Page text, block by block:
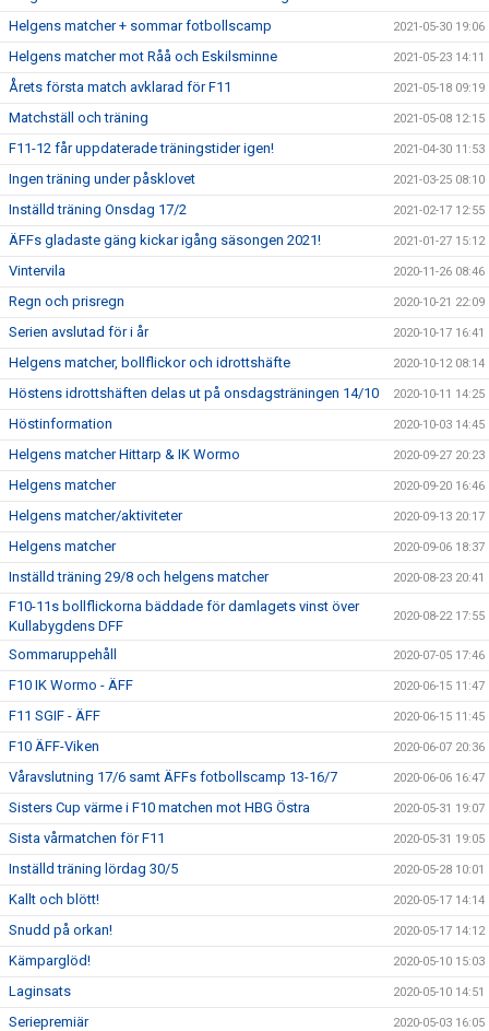
Helgens matcher + sommar fotbollscamp 2021-05-30 19:06
Helgens matcher mot Råå och Eskilsminne 2021-05-23 14:11
Årets första match avklarad för F11 2021-05-18 09:19
Matchställ och träning 2021-05-08 12:15
F11-12 får uppdaterade träningstider igen! 2021-04-30 11:53
Ingen träning under påsklovet 2021-03-25 08:10
Inställd träning Onsdag 17/2 2021-02-17 12:55
ÄFFs gladaste gäng kickar igång säsongen 2021! 2021-01-27 15:12
Vintervila 2020-11-26 08:46
Regn och prisregn 2020-10-21 22:09
Serien avslutad för i år 2020-10-17 16:41
Helgens matcher, bollflickor och idrottshäfte 2020-10-12 08:14
Höstens idrottshäften delas ut på onsdagsträningen 14/10 2020-10-11 14:25
Höstinformation 2020-10-03 14:45
Helgens matcher Hittarp & IK Wormo 2020-09-27 20:23
Helgens matcher 2020-09-20 16:46
Helgens matcher/aktiviteter 2020-09-13 20:17
Helgens matcher 2020-09-06 18:37
Inställd träning 29/8 och helgens matcher 2020-08-23 20:41
F10-11s bollflickorna bäddade för damlagets vinst över
Kullabygdens DFF
2020-08-22 17:55
Sommaruppehåll 2020-07-05 17:46
F10 IK Wormo - ÄFF 2020-06-15 11:47
F11 SGIF - ÄFF 2020-06-15 11:45
F10 ÄFF-Viken 2020-06-07 20:36
Våravslutning 17/6 samt ÄFFs fotbollscamp 13-16/7 2020-06-06 16:47
Sisters Cup värme i F10 matchen mot HBG Östra 2020-05-31 19:07
Sista vårmatchen för F11 2020-05-31 19:05
Inställd träning lördag 30/5 2020-05-28 10:01
Kallt och blött! 2020-05-17 14:14
Snudd på orkan! 2020-05-17 14:12
Kämparglöd! 2020-05-10 15:03
Laginsats 2020-05-10 14:51
Seriepremiär 2020-05-03 16:05